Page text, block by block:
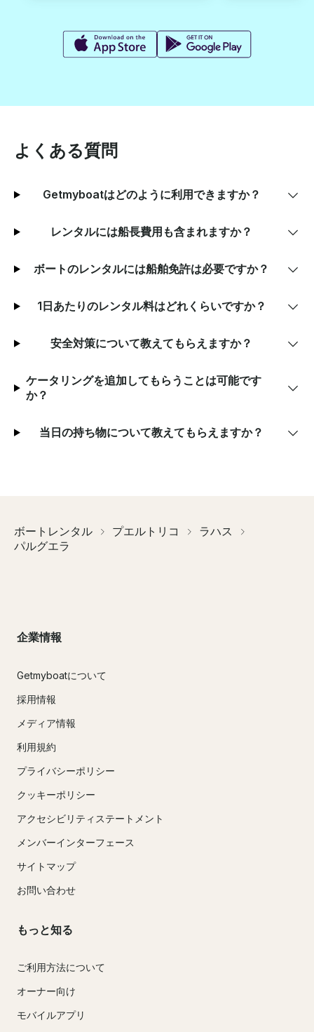
よくある質問
Getmyboatはどのように利用できますか？
レンタルには船長費用も含まれますか？
ボートのレンタルには船舶免許は必要ですか？
1日あたりのレンタル料はどれくらいですか？
安全対策について教えてもらえますか？
ケータリングを追加してもらうことは可能です
か？
当日の持ち物について教えてもらえますか？
ボートレンタル プエルトリコ
ラハス
パルグエラ
企業情報
Getmyboatについて
採用情報
メディア情報
利用規約
プライバシーポリシー
クッキーポリシー
アクセシビリティステートメント
メンバーインターフェース
サイトマップ
お問い合わせ
もっと知る
ご利用方法について
オーナー向け
モバイルアプリ